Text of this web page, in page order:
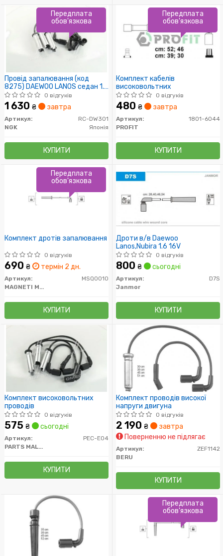
Провід запалювання (код
8275) DAEWOO LANOS седан 1.5
(пр-во NGK)
0 відгуків
1 630 ₴ завтра
Артикул:
RC-DW301
NGK
Японія
КУПИТИ
Передплата
обов'язкова
Комплект кабелів
високовольтних
0 відгуків
480 ₴ завтра
Артикул:
1801-6044
PROFIT
КУПИТИ
Передплата
обов'язкова
Комплект дротів запалювання
0 відгуків
690 ₴ термін 2 дн.
Артикул:
MSQ0010
MAGNETI MARELLI
КУПИТИ
Передплата
обов'язкова
Дроти в/в Daewoo
Lanos,Nubira 1.6 16V
0 відгуків
800 ₴ сьогодні
Артикул:
D7S
Janmor
КУПИТИ
Комплект високовольтних
проводів
0 відгуків
575 ₴ сьогодні
Артикул:
PEC-E04
PARTS MALL (PMC)
КУПИТИ
Комплект проводів високої
напруги двигуна
0 відгуків
2 190 ₴
завтра
Поверненню не підлягає
Артикул:
ZEF1142
BERU
КУПИТИ
Передплата
обов'язкова